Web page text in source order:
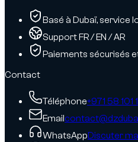
Basé à Dubaï, service
Support FR / EN / AR
Paiements sécurisés
Contact
Téléphone+971 58 101
Email
WhatsAppDiscuter